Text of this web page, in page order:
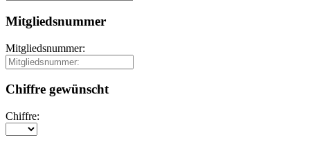
Mitgliedsnummer
Mitgliedsnummer:
Chiffre gewünscht
Chiffre: